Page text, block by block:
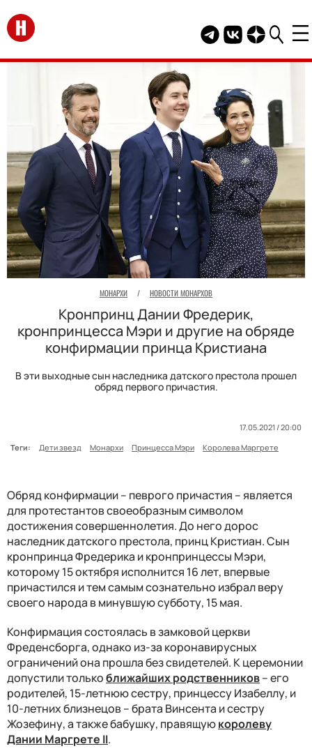
Перейти на главную
Telegram канал
Группа HELLO
Канал
МОНАРХИ / НОВОСТИ МОНАРХОВ
Кронпринц Дании Фредерик,
кронпринцесса Мэри и другие на обряде
конфирмации принца Кристиана
В эти выходные сын наследника датского престола прошел
обряд первого причастия.
17.05.2021 / 20:00
Теги:
Дети звезд Монархи Принцесса Мэри Королева Маргрете
Обряд конфирмации – певрого причастия – является
для протестантов своеобразным символом
достижения совершеннолетия. До него дорос
наследник датского престола, принц Кристиан. Сын
кронпринца Фредерика и кронпринцессы Мэри,
которому 15 октября исполнится 16 лет, впервые
причастился и тем самым сознательно избрал веру
своего народа в минувшую субботу, 15 мая.
Конфирмация состоялась в замковой церкви
Фреденсборга, однако из-за коронавирусных
ограничений она прошла без свидетелей. К церемонии
допустили толькоближайших родственников– его
родителей, 15-летнюю сестру, принцессу Изабеллу, и
10-летних близнецов – брата Винсента и сестру
Жозефину, а также бабушку, правящуюкоролеву
Дании Маргрете II.